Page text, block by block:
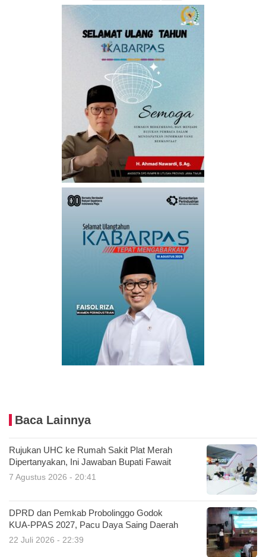
Baca Lainnya
Rujukan UHC ke Rumah Sakit Plat Merah
Dipertanyakan, Ini Jawaban Bupati Fawait
7 Agustus 2026 - 20:41
DPRD dan Pemkab Probolinggo Godok
KUA-PPAS 2027, Pacu Daya Saing Daerah
22 Juli 2026 - 22:39